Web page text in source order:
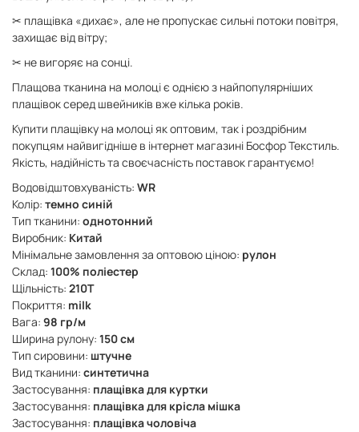
✂ плащівка «дихає», але не пропускає сильні потоки повітря,
захищає від вітру;
✂ не вигоряє на сонці.
Плащова тканина на молоці є однією з найпопулярніших
плащівок серед швейників вже кілька років.
Купити плащівку на молоці як оптовим, так і роздрібним
покупцям найвигідніше в інтернет магазині Босфор Текстиль.
Якість, надійність та своєчасність поставок гарантуємо!
Водовідштовхуваність: WR
Колір: темно синій
Тип тканини: однотонний
Виробник: Китай
Мінімальне замовлення за оптовою ціною: рулон
Склад: 100% поліестер
Щільність: 210Т
Покриття: milk
Вага: 98 гр/м
Ширина рулону: 150 см
Тип сировини: штучне
Вид тканини: синтетична
Застосування: плащівка для куртки
Застосування: плащівка для крісла мішка
Застосування: плащівка чоловіча